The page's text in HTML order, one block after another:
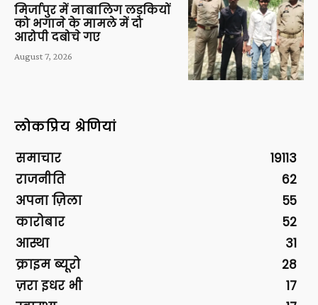
मिर्जापुर में नाबालिग लड़कियों
को भगाने के मामले में दो
आरोपी दबोचे गए
August 7, 2026
लोकप्रिय श्रेणियां
समाचार
19113
राजनीति
62
अपना ज़िला
55
कारोबार
52
आस्था
31
क्राइम ब्यूरो
28
ज़रा इधर भी
17